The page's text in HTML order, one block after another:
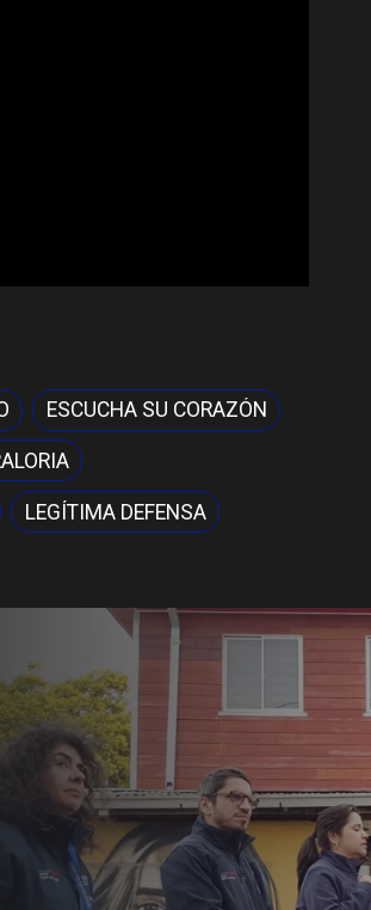
ESCUCHA SU CORAZÓN
LEGÍTIMA DEFENSA